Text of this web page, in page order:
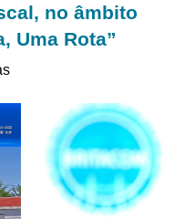
no âmbito
Uma Rota”